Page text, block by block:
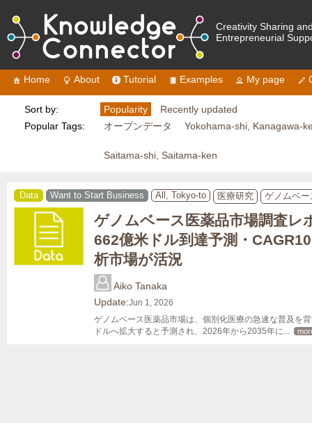
Creativity Sharing
Entrepreneurial
Home About Tutorial Examples My page
Sort by: Popularity
Recently updated
Popular Tags:
オープンデータ Yokohama-shi, Kanagawa-
Saitama-shi, Saitama-ken
Data Want to Start Business All, Tokyo-to 医療研究 ゲノムベ
ゲノムベース医薬品市場調査レ
662億米ドル到達予測・
析市場が活況
Aiko Tanaka
Update:Jun 1, 2026
ゲノムベース医薬品市場は、個別化医療の急速な普及を
ドルへ拡大すると予測され、2026年から2035年に...